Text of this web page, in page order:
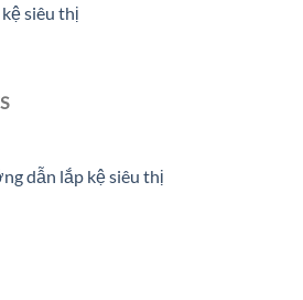
siêu thị
dẫn lắp kệ siêu thị